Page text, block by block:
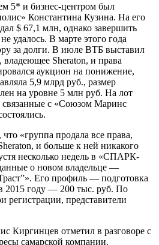
5* и бизнес-центром был
Константина Кузина. На его
$ 67,1 млн, однако завершить
удалось. В марте этого года
за долги. В июле ВТБ выставил
Sheraton, и права
аукцион на понижение,
5,9 млрд руб., размер
на уровне 5 млн руб. На лот
связанные с «Союзом Маринс
«группа продала все права,
и больше к ней никакого
несколько недель в «СПАРК-
о новом владельце —
Его профиль — подготовка
2015 году — 200 тыс. руб. По
регистрации, представители
Киргинцев отметил в разговоре с
самарской компании.